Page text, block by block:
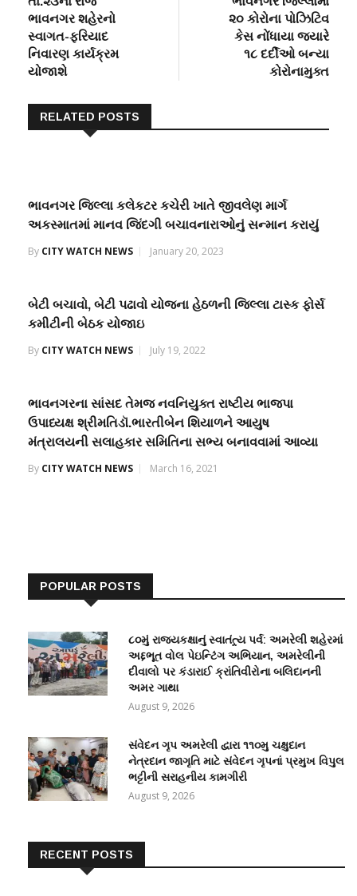
navigation
ભાવનગર શહેરનો
સ્વાગત-ફરિયાદ
નિવારણ કાર્યક્રમ
યોજાશે
૨૦ કોરોના પોઝિટિવ
કેસ નોંધાયા જ્યારે
૧૮ દર્દીઓ બન્યા
કોરોનામુક્ત
RELATED POSTS
ભાવનગર જિલ્લા કલેકટર કચેરી ખાતે જીવલેણ માર્ગ
અકસ્માતમાં માનવ જિંદગી બચાવનારાઓનું સન્માન કરાયું
By CITY WATCH NEWS January 20, 2023
બેટી બચાવો, બેટી પઢાવો યોજના હેઠળની જિલ્લા ટાસ્ક ફોર્સ
કમીટીની બેઠક યોજાઇ
By CITY WATCH NEWS July 19, 2022
ભાવનગરના સાંસદ તેમજ નવનિયુક્ત રાષ્ટીય ભાજપા
ઉપાધ્યક્ષ શ્રીમતિડૉ.ભારતીબેન શિયાળને આયુષ
મંત્રાલયની સલાહકાર સમિતિના સભ્ય બનાવવામાં આવ્યા
By CITY WATCH NEWS March 16, 2021
POPULAR POSTS
૮૦મું રાજ્યકક્ષાનું સ્વાતંત્ર્ય પર્વ: અમરેલી શહેરમાં
અદ્દભૂત વોલ પેઇન્ટિંગ અભિયાન, અમરેલીની
દીવાલો પર કંડારાઈ ક્રાંતિવીરોના બલિદાનની
અમર ગાથા
August 9, 2026
સંવેદન ગૃપ અમરેલી દ્વારા ૧૧૦મુ ચક્ષુદાન
નેત્રદાન જાગૃતિ માટે સંવેદન ગૃપનાં પ્રમુખ વિપુલ
ભટ્ટીની સરાહનીય કામગીરી
August 9, 2026
RECENT POSTS